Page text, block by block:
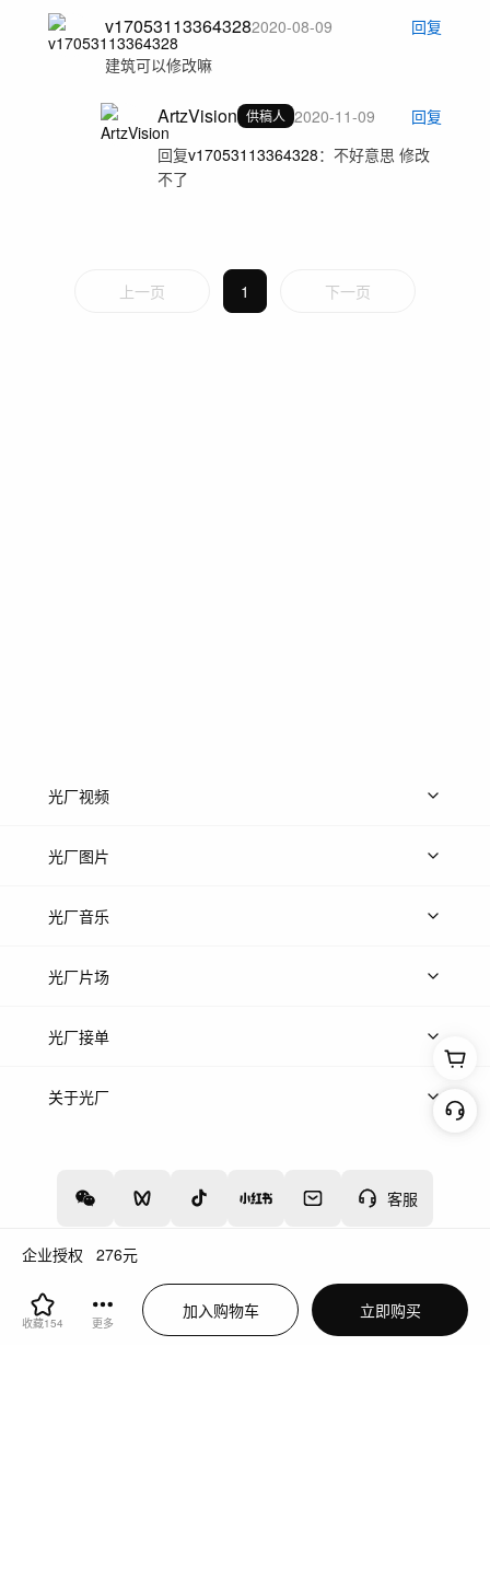
企业授权 276元
收藏154 更多
加入购物车 立即购买
v170531133643282020-08-09
回复
建筑可以修改嘛
ArtzVision 供稿人 2020-11-09
回复
回复v17053113364328： 不好意思 修改
不了
上一页 1 下一页
客服
光厂视频
上传视频
光厂图片
上传图片
光厂音乐
热门音乐
光厂片场
上传案例
光厂接单
上架服务
关于光厂
增值电信业务经营许可证：川B2-20160192
蜀ICP备12020238号-4
川公网安备51019002000262 违法和不良信息举报中心